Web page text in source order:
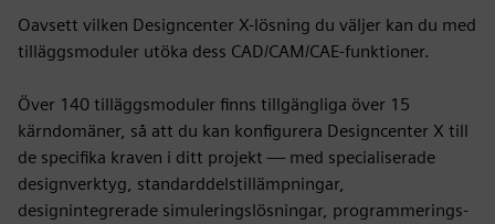
Oavsett vilken Designcenter X-lösning du väljer kan du med
tilläggsmoduler utöka dess CAD/CAM/CAE-funktioner.
Över 140 tilläggsmoduler finns tillgängliga över 15
kärndomäner, så att du kan konfigurera Designcenter X till
de specifika kraven i ditt projekt — med specialiserade
designverktyg, standarddelstillämpningar,
designintegrerade simuleringslösningar, programmerings-